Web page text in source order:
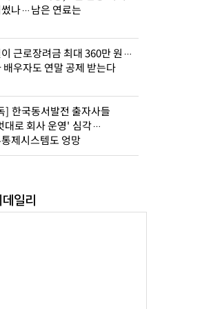
썼나…남은 연료는
이 근로장려금 최대 360만 원…
배우자도 연말 공제 받는다
] 한국동서발전 출자사들
대로 회사 운영' 심각…
제시스템도 엉망
일리